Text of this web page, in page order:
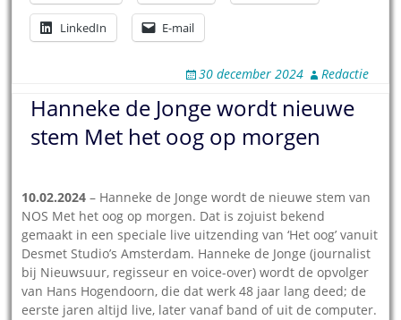
LinkedIn E-mail
30 december 2024 Redactie
Hanneke de Jonge wordt nieuwe
stem Met het oog op morgen
10.02.2024 – Hanneke de Jonge wordt de nieuwe stem van
NOS Met het oog op morgen. Dat is zojuist bekend
gemaakt in een speciale live uitzending van ‘Het oog’ vanuit
Desmet Studio’s Amsterdam. Hanneke de Jonge (journalist
bij Nieuwsuur, regisseur en voice-over) wordt de opvolger
van Hans Hogendoorn, die dat werk 48 jaar lang deed; de
eerste jaren altijd live, later vanaf band of uit de computer.